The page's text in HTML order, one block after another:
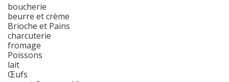
boucherie
beurre et crème
Brioche et Pains
charcuterie
fromage
Poissons
lait
Œufs